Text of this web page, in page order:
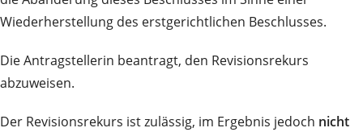
Wiederherstellung des erstgerichtlichen Beschlusses.
Die Antragstellerin beantragt, den Revisionsrekurs
abzuweisen.
Der Revisionsrekurs ist zulässig, im Ergebnis jedoch nicht